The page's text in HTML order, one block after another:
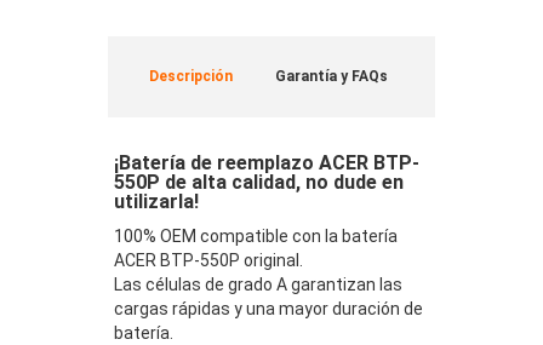
Descripción Garantía y FAQs
¡Batería de reemplazo ACER BTP-
550P de alta calidad, no dude en
utilizarla!
100% OEM compatible con la batería
ACER BTP-550P original.
Las células de grado A garantizan las
cargas rápidas y una mayor duración de
batería.